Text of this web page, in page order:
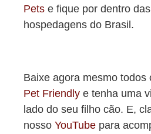
Pets e fique por dentro
hospedagens do Brasil.
Baixe agora mesmo todos
Pet Friendly e tenha uma
lado do seu filho cão. E,
nosso YouTube para